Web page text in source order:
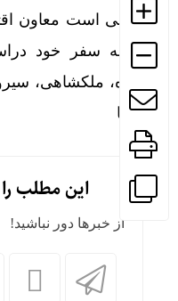
گفتنی است معاون
ادامه سفر خود
بدره، ملکشاهی،
ایرنا
این مطلب
از خبرها دور نباشید!